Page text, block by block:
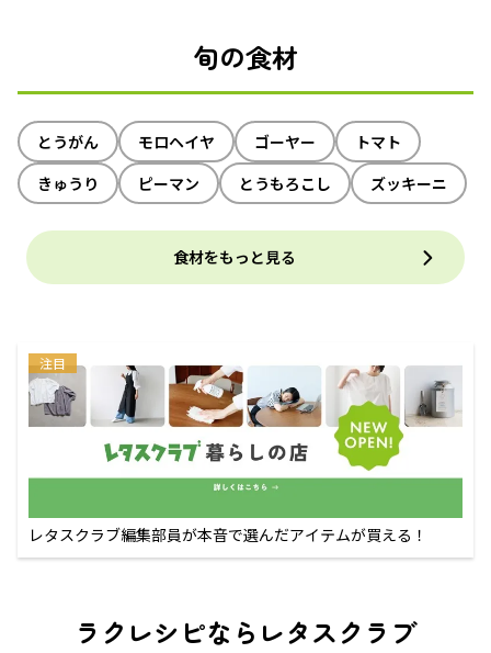
旬の食材
とうがん モロヘイヤ ゴーヤー
トマト
きゅうり
ピーマン とうもろこし ズッキーニ
食材をもっと見る
注目
レタスクラブ編集部員が本音で選んだアイテムが買える！
ラクレシピならレタスクラブ